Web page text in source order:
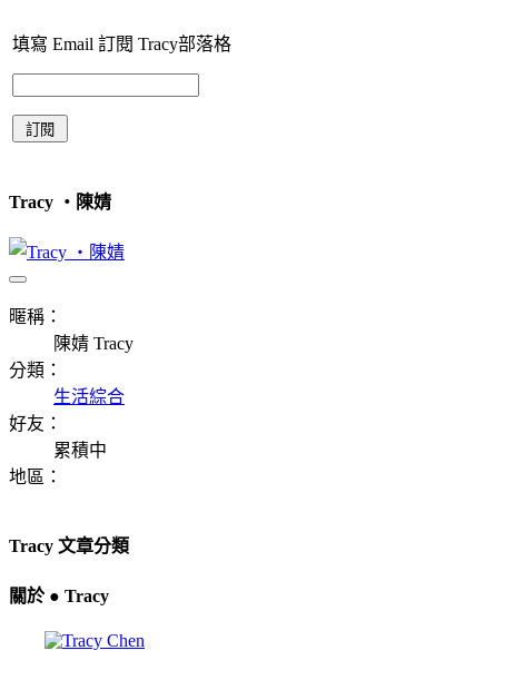
填寫 Email 訂閱 Tracy部落格
Tracy ‧陳婧
暱稱：
陳婧 Tracy
分類：
生活綜合
好友：
累積中
地區：
Tracy 文章分類
關於 ● Tracy